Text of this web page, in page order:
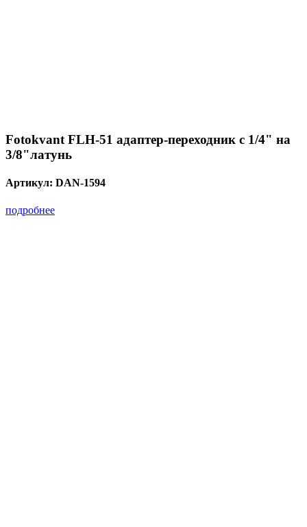
Fotokvant FLH-51 адаптер-переходник с 1/4" на
3/8"латунь
Артикул: DAN-1594
подробнее